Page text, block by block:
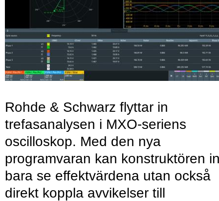
Rohde & Schwarz flyttar in
trefasanalysen i MXO-seriens
oscilloskop. Med den nya
programvaran kan konstruktören
bara se effektvärdena utan också
direkt koppla avvikelser till